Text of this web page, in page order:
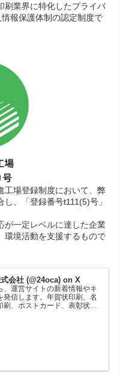
刷業界に特化したプライバ
報保護体制の認定制度で
工場登録制度において、弊
、「登録番号t111(5)号」
が一定レベルに達した企業
環境活動を支援するもので
会社 (@24oca) on X
、運営サイトの新着情報やキ
発信します。年賀状印刷、名
刷、ポストカード、表彰状印